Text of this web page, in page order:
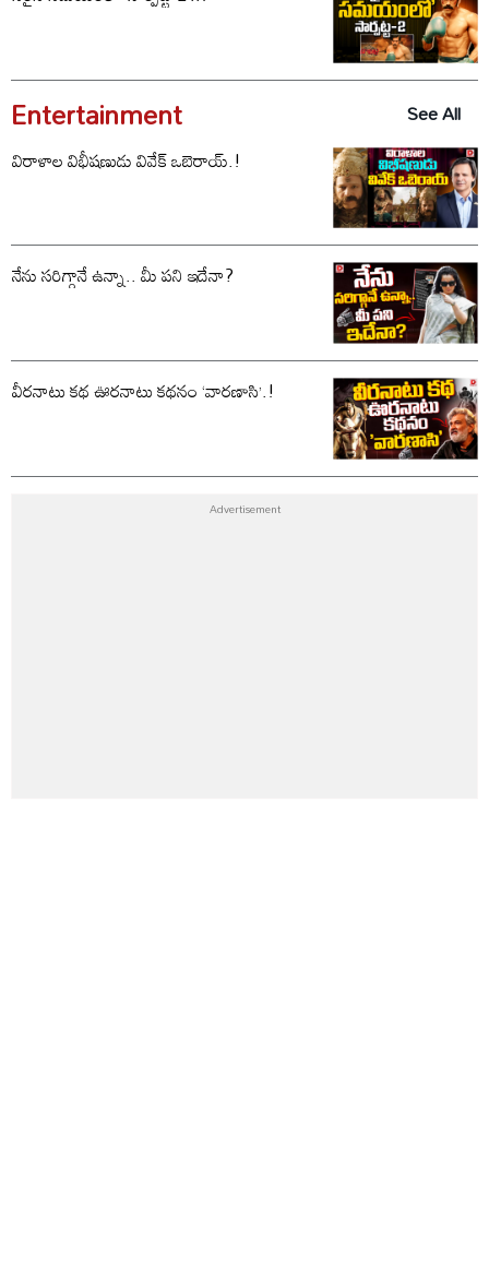
Entertainment
See All
విరాళాల విభీషణుడు వివేక్ ఒబెరాయ్.!
నేను సరిగ్గానే ఉన్నా.. మీ పని ఇదేనా?
వీరనాటు కథ ఊరనాటు కథనం ‘వారణాసి’.!